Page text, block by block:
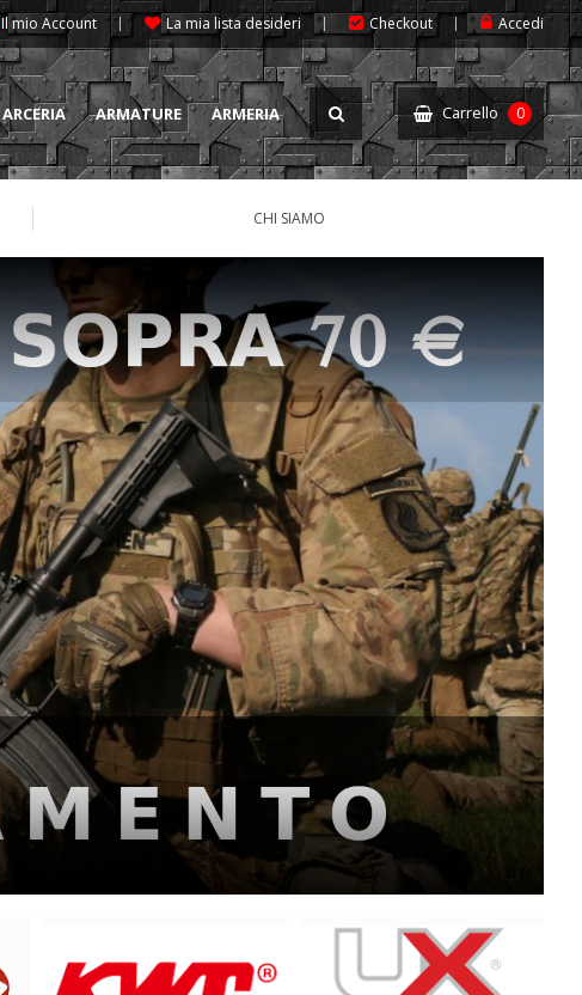
Il mio Account La mia lista desideri Checkout Accedi
ARCERIA ARMATURE ARMERIA Carrello 0
CHI SIAMO